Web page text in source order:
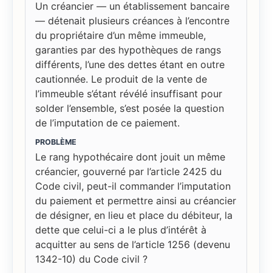
Un créancier — un établissement bancaire
— détenait plusieurs créances à l’encontre
du propriétaire d’un même immeuble,
garanties par des hypothèques de rangs
différents, l’une des dettes étant en outre
cautionnée. Le produit de la vente de
l’immeuble s’étant révélé insuffisant pour
solder l’ensemble, s’est posée la question
de l’imputation de ce paiement.
PROBLÈME
Le rang hypothécaire dont jouit un même
créancier, gouverné par l’article 2425 du
Code civil, peut-il commander l’imputation
du paiement et permettre ainsi au créancier
de désigner, en lieu et place du débiteur, la
dette que celui-ci a le plus d’intérêt à
acquitter au sens de l’article 1256 (devenu
1342-10) du Code civil ?